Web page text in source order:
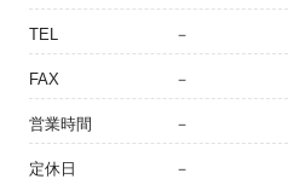
TEL －
FAX －
営業時間 －
定休日 －